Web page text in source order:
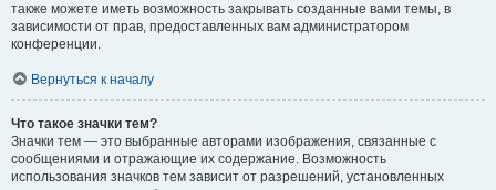
также можете иметь возможность закрывать созданные вами темы, в
зависимости от прав, предоставленных вам администратором
конференции.
Вернуться к началу
Что такое значки тем?
Значки тем — это выбранные авторами изображения, связанные с
сообщениями и отражающие их содержание. Возможность
использования значков тем зависит от разрешений, установленных